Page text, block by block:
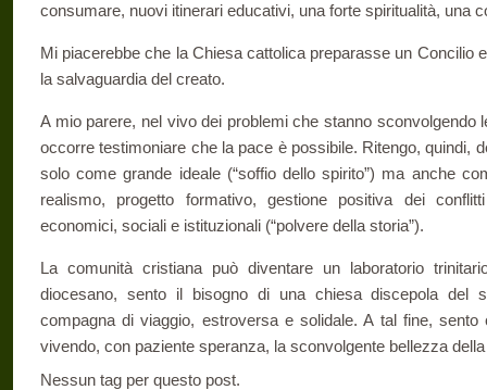
consumare, nuovi itinerari educativi, una forte spiritualità, una
Mi piacerebbe che la Chiesa cattolica preparasse un Concilio
la salvaguardia del creato.
A mio parere, nel vivo dei problemi che stanno sconvolgendo
occorre testimoniare che la pace è possibile. Ritengo, quindi,
solo come grande ideale (“soffio dello spirito”) ma anche
realismo, progetto formativo, gestione positiva dei
economici, sociali e istituzionali (“polvere della storia”).
La comunità cristiana può diventare un laboratorio
diocesano, sento il bisogno di una chiesa discepola del
compagna di viaggio, estroversa e solidale. A tal fine, sento
vivendo, con paziente speranza, la sconvolgente bellezza
Nessun tag per questo post.